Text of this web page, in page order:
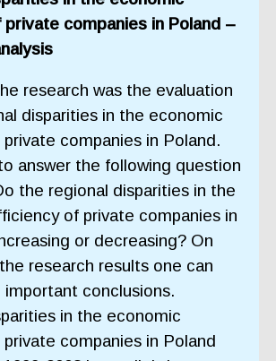
companies in Poland –
research was the evaluation
disparities in the economic
companies in Poland.
answer the following question
the regional disparities in the
of private companies in
or decreasing? On
research results one can
important conclusions.
in the economic
companies in Poland